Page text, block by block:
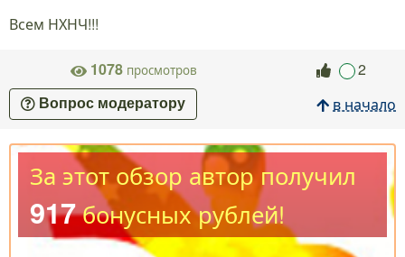
Всем НХНЧ!!!
1078 просмотров 2
Вопрос модератору в начало
За этот обзор автор получил
917бонусных рублей!